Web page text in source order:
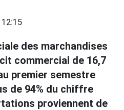
des marchandises
commercial de 16,7
premier semestre
de 94% du chiffre
proviennent de